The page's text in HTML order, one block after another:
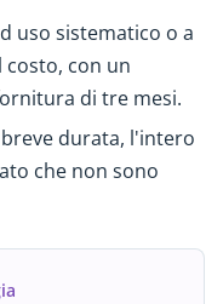
uso sistematico o a
costo, con un
di tre mesi.
durata, l'intero
che non sono